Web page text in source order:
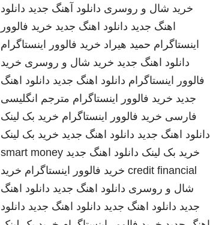
خرید شال و روسری دانلود آهنگ جدید دانلود
اهنگ جدید دانلود اهنگ جدید خرید فالوور
اینستاگرام حمید هیراد خرید فالوور اینستاگرام
دانلود اهنگ جدید خرید شال و روسری خرید
فالوور اینستاگرام دانلود اهنگ جدید دانلود اهنگ
جدید خرید فالوور اینستاگرام مترجم انگلیسی
فارسی خرید فالوور اینستاگرام خرید بک لینک
دانلود اهنگ جدید دانلود اهنگ جدید خرید بک لینک
خرید بک لینک دانلود اهنگ جدید smart money
credit financial خرید فالوور اینستاگرام خرید
شال و روسری دانلود اهنگ جدید دانلود اهنگ
جدید دانلود اهنگ جدید دانلود اهنگ جدید دانلود